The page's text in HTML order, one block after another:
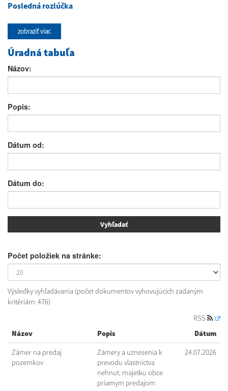
Posledná rozlúčka
zobraziť viac
Úradná tabuľa
Názov:
Popis:
Dátum od:
Dátum do:
Počet položiek na stránke:
Výsledky vyhľadávania (počet dokumentov vyhovujúcich zadaným
kritériám: 476)
RSS
Názov
Popis Dátum
Zámer na predaj
pozemkov
Zámery a uznesenia k
prevodu vlastníctva
nehnut. majetku obce
priamym predajom
24.07.2026